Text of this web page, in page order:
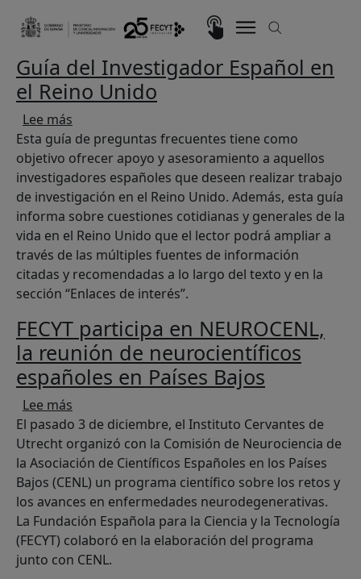
Imagen
Guía del Investigador Español en
el Reino Unido
Lee más
Esta guía de preguntas frecuentes tiene como
objetivo ofrecer apoyo y asesoramiento a aquellos
investigadores españoles que deseen realizar trabajo
de investigación en el Reino Unido. Además, esta guía
informa sobre cuestiones cotidianas y generales de la
vida en el Reino Unido que el lector podrá ampliar a
través de las múltiples fuentes de información
citadas y recomendadas a lo largo del texto y en la
sección “Enlaces de interés”.
FECYT participa en NEUROCENL,
la reunión de neurocientíficos
españoles en Países Bajos
Lee más
El pasado 3 de diciembre, el Instituto Cervantes de
Utrecht organizó con la Comisión de Neurociencia de
la Asociación de Científicos Españoles en los Países
Bajos (CENL) un programa científico sobre los retos y
los avances en enfermedades neurodegenerativas.
La Fundación Española para la Ciencia y la Tecnología
(FECYT) colaboró en la elaboración del programa
junto con CENL.